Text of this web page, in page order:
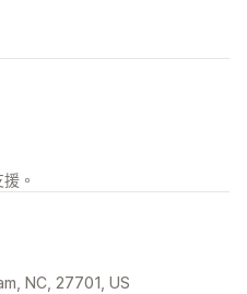
。
NC, 27701, US